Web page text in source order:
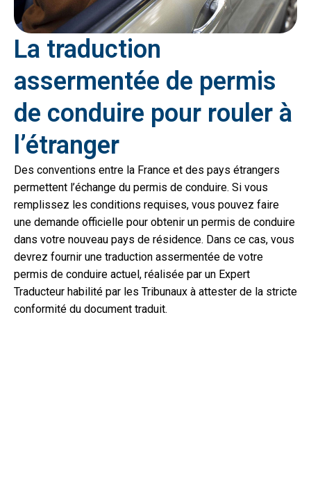
La traduction
assermentée de permis
de conduire pour rouler à
l’étranger
Des conventions entre la France et des pays étrangers
permettent l’échange du permis de conduire. Si vous
remplissez les conditions requises, vous pouvez faire
une demande officielle pour obtenir un permis de conduire
dans votre nouveau pays de résidence. Dans ce cas, vous
devrez fournir une traduction assermentée de votre
permis de conduire actuel, réalisée par un Expert
Traducteur habilité par les Tribunaux à attester de la stricte
conformité du document traduit.